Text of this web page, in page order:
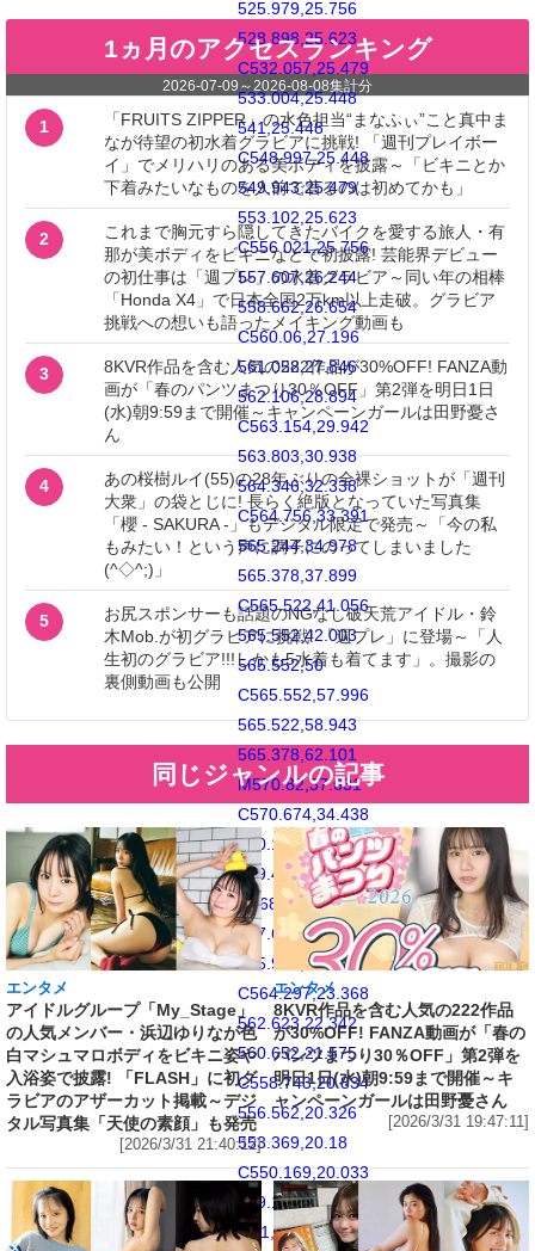
525.979,25.756
528.898,25.623
C532.057,25.479
533.004,25.448
541,25.448
C548.997,25.448
549.943,25.479
553.102,25.623
C556.021,25.756
557.607,26.244
558.662,26.654
C560.06,27.196
561.058,27.846
562.106,28.894
C563.154,29.942
563.803,30.938
564.346,32.338
C564.756,33.391
565.244,34.978
565.378,37.899
C565.522,41.056
565.552,42.003
565.552,50
C565.552,57.996
565.522,58.943
565.378,62.101
M570.82,37.631
C570.674,34.438
570.167,32.258
569.425,30.349
C568.659,28.377
567.633,26.702
565.965,25.035
C564.297,23.368
562.623,22.342
560.652,21.575
C558.743,20.834
556.562,20.326
553.369,20.18
C550.169,20.033
549.148,20
541,20
1ヵ月のアクセスランキング
2026-07-09 ～ 2026-08-08集計分
1
「FRUITS ZIPPER」の水色担当“まなふぃ”こと真中ま
なが待望の初水着グラビアに挑戦! 「週刊プレイボー
イ」でメリハリのある美ボディを披露～「ビキニとか
下着みたいなものを人前で着るのは初めてかも」
2
これまで胸元すら隠してきたバイクを愛する旅人・有
那が美ボディをビキニなどで初披露! 芸能界デビュー
の初仕事は「週プレ」の水着グラビア～同い年の相棒
「Honda X4」で日本全国2万km以上走破。グラビア
挑戦への想いも語ったメイキング動画も
3
8KVR作品を含む人気の222作品が30%OFF! FANZA動
画が「春のパンツまつり30％OFF」第2弾を明日1日
(水)朝9:59まで開催～キャンペーンガールは田野憂さ
ん
4
あの桜樹ルイ(55)の28年ぶりの全裸ショットが「週刊
大衆」の袋とじに! 長らく絶版となっていた写真集
「櫻 - SAKURA -」もデジタル限定で発売～「今の私
もみたい！という声に調子にのってしまいました
(^◇^;)」
5
お尻スポンサーも話題のNGなし破天荒アイドル・鈴
木Mob.が初グラビアに挑戦! 「週プレ」に登場～「人
生初のグラビア!!!しかも5水着も着てます」。撮影の
裏側動画も公開
同じジャンルの記事
エンタメ
アイドルグループ「My_Stage」
の人気メンバー・浜辺ゆりなが色
白マシュマロボディをビキニ姿や
入浴姿で披露! 「FLASH」に初グ
ラビアのアザーカット掲載～デジ
タル写真集「天使の素顔」も発売
[2026/3/31 21:40:12]
エンタメ
8KVR作品を含む人気の222作品
が30%OFF! FANZA動画が「春の
パンツまつり30％OFF」第2弾を
明日1日(水)朝9:59まで開催～キ
ャンペーンガールは田野憂さん
[2026/3/31 19:47:11]